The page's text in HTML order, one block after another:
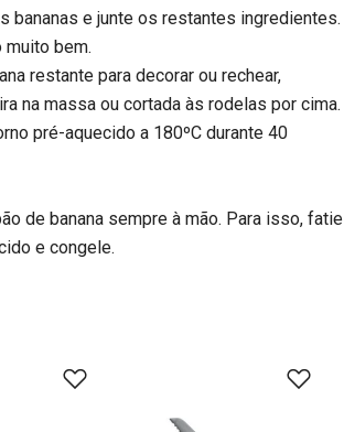
bananas e junte os restantes ingredientes.
bem.
restante para decorar ou rechear,
na massa ou cortada às rodelas por cima.
pré-aquecido a 180ºC durante 40
de banana sempre à mão. Para isso, fatie
e congele.